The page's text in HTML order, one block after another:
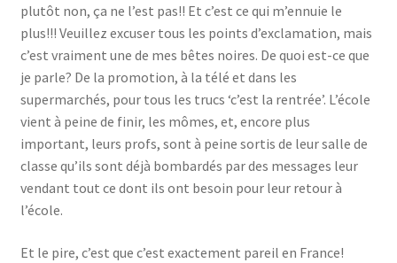
plutôt non, ça ne l’est pas!! Et c’est ce qui m’ennuie le
plus!!! Veuillez excuser tous les points d’exclamation, mais
c’est vraiment une de mes bêtes noires. De quoi est-ce que
je parle? De la promotion, à la télé et dans les
supermarchés, pour tous les trucs ‘c’est la rentrée’. L’école
vient à peine de finir, les mômes, et, encore plus
important, leurs profs, sont à peine sortis de leur salle de
classe qu’ils sont déjà bombardés par des messages leur
vendant tout ce dont ils ont besoin pour leur retour à
l’école.
Et le pire, c’est que c’est exactement pareil en France!